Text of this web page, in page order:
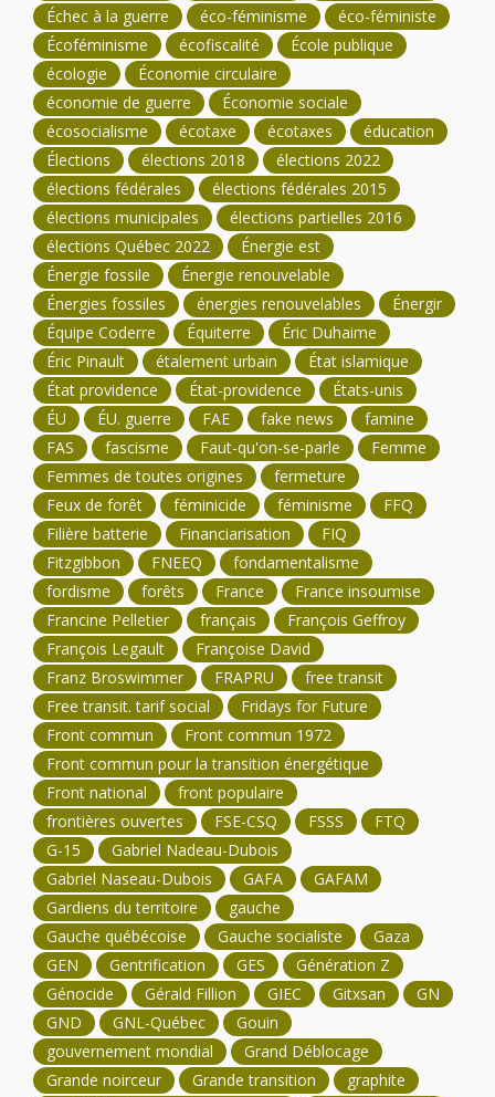
Échec à la guerre
éco-féminisme
éco-féministe
Écoféminisme
écofiscalité
École publique
écologie
Économie circulaire
économie de guerre
Économie sociale
écosocialisme
écotaxe écotaxes
éducation
Élections
élections 2018
élections 2022
élections fédérales
élections fédérales 2015
élections municipales
élections partielles 2016
élections Québec 2022
Énergie est
Énergie fossile
Énergie renouvelable
Énergies fossiles
énergies renouvelables
Énergir
Équipe Coderre
Équiterre
Éric Duhaime
Éric Pinault
étalement urbain
État islamique
État providence
État-providence
États-unis
ÉU
ÉU. guerre FAE fake news
famine
FAS
fascisme Faut-qu'on-se-parle
Femme
Femmes de toutes origines
fermeture
Feux de forêt
féminicide féminisme
FFQ
Filière batterie
Financiarisation
FIQ
Fitzgibbon
FNEEQ
fondamentalisme
fordisme
forêts France
France insoumise
Francine Pelletier
français
François Geffroy
François Legault
Françoise David
Franz Broswimmer
FRAPRU
free transit
Free transit. tarif social
Fridays for Future
Front commun
Front commun 1972
Front commun pour la transition énergétique
Front national
front populaire
frontières ouvertes
FSE-CSQ FSSS
FTQ
G-15
Gabriel Nadeau-Dubois
Gabriel Naseau-Dubois
GAFA
GAFAM
Gardiens du territoire
gauche
Gauche québécoise
Gauche socialiste
Gaza
GEN
Gentrification GES
Génération Z
Génocide
Gérald Fillion GIEC Gitxsan
GN
GND
GNL-Québec
Gouin
gouvernement mondial
Grand Déblocage
Grande noirceur
Grande transition
graphite